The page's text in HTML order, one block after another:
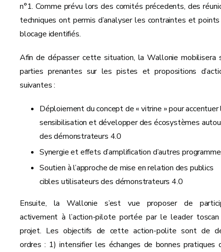
n°1. Comme prévu lors des comités précedents, des
techniques ont permis d’analyser les contraintes et
blocage identifiés.
Afin de dépasser cette situation, la Wallonie mobilisera
parties prenantes sur les pistes et propositions
suivantes :
Déploiement du concept de « vitrine » pour accentuer
sensibilisation et développer des écosystèmes
des démonstrateurs 4.0
Synergie et effets d’amplification d’autres
Soutien à l’approche de mise en relation des publics
cibles utilisateurs des démonstrateurs 4.0
Ensuite, la Wallonie s’est vue proposer de
activement à l’action-pilote portée par le leader
projet. Les objectifs de cette action-polite sont de
ordres : 1) intensifier les échanges de bonnes pratiques